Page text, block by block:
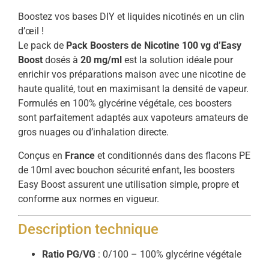
Boostez vos bases DIY et liquides nicotinés en un clin
d’œil !
Le pack de Pack Boosters de Nicotine 100 vg d’Easy
Boost dosés à 20 mg/ml est la solution idéale pour
enrichir vos préparations maison avec une nicotine de
haute qualité, tout en maximisant la densité de vapeur.
Formulés en 100% glycérine végétale, ces boosters
sont parfaitement adaptés aux vapoteurs amateurs de
gros nuages ou d’inhalation directe.
Conçus en France et conditionnés dans des flacons PE
de 10ml avec bouchon sécurité enfant, les boosters
Easy Boost assurent une utilisation simple, propre et
conforme aux normes en vigueur.
Description technique
Ratio PG/VG : 0/100 – 100% glycérine végétale